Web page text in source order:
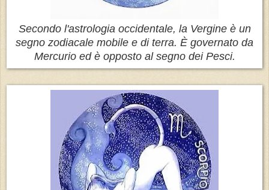
Secondo l'astrologia occidentale, la Vergine è un
segno zodiacale mobile e di terra. È governato da
Mercurio ed è opposto al segno dei Pesci.